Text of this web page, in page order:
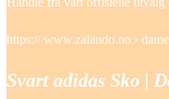
https:// www.zalando.no ›
Svart adidas Sko |